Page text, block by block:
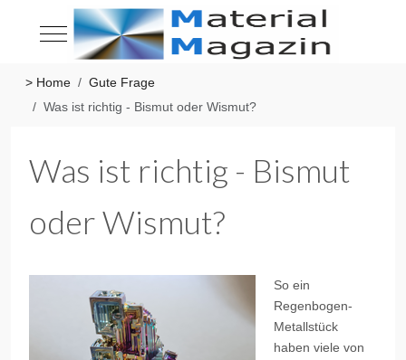
Mobile Menu Toggle
> Home
Gute Frage
Was ist richtig - Bismut oder Wismut?
Was ist richtig - Bismut
oder Wismut?
So ein
Regenbogen-
Metallstück
haben viele von